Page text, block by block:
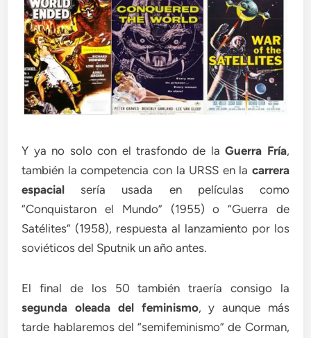
Y ya no solo con el trasfondo de laGuerra Fría,
también la competencia con la URSS en la carrera
espacial sería usada en películas como
“Conquistaron el Mundo” (1955) o “Guerra de
Satélites” (1958), respuesta al lanzamiento por los
soviéticos del Sputnik un año antes.
El final de los 50 también traería consigo la
segunda oleada del feminismo, y aunque más
tarde hablaremos del “semifeminismo” de Corman,